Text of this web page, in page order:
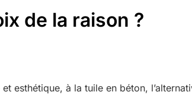
de la raison ?
esthétique, à la tuile en béton,